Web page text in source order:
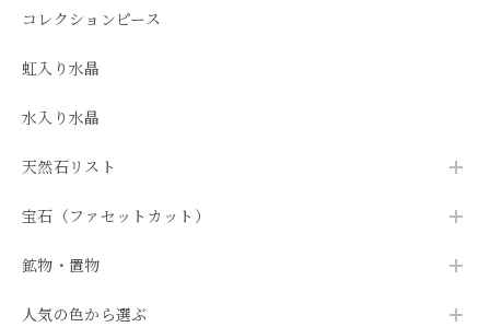
コレクションピース
虹入り水晶
水入り水晶
天然石リスト
宝石（ファセットカット）
鉱物・置物
人気の色から選ぶ